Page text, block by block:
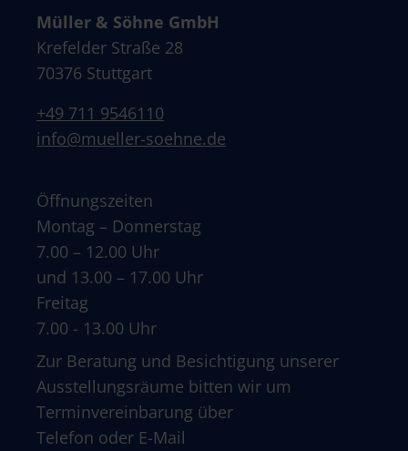
Müller & Söhne GmbH
Krefelder Straße 28
70376 Stuttgart
+49 711 9546110
info@mueller-soehne.de
Öffnungszeiten
Montag – Donnerstag
7.00 – 12.00 Uhr
und 13.00 – 17.00 Uhr
Freitag
7.00 - 13.00 Uhr
Zur Beratung und Besichtigung unserer
Ausstellungsräume bitten wir um
Terminvereinbarung über
Telefon oder E-Mail